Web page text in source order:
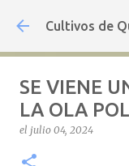
Ir
Cultivos de
SE VIENE
LA OLA
el julio 04, 2024